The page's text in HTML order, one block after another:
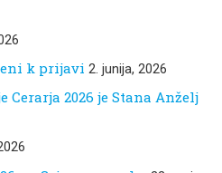
k prijavi 2. junija, 2026
Cerarja 2026 je Stana Anželj